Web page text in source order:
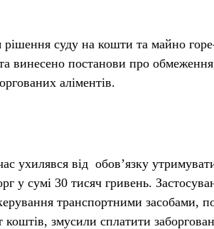
суду на кошти та майно горе-
винесено постанови про
аліментів.
ухилявся від обов’язку
у сумі 30 тисяч гривень.
транспортними засобами,
змусили сплатити